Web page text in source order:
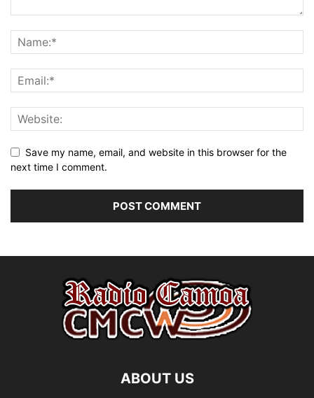
Save my name, email, and website in this browser for the
next time I comment.
ABOUT US